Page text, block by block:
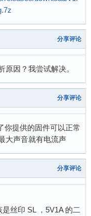
分享评论
原因？我尝试解决。
分享评论
你提供的固件可以正常
大声音就有电流声
分享评论
丝印 SL ，5V1A 的二